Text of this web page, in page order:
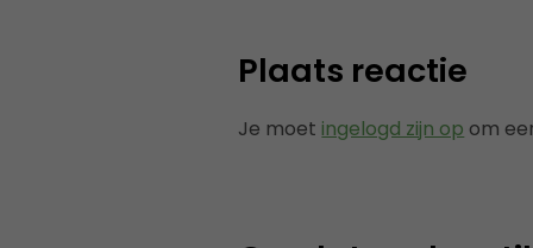
Plaats reactie
Je moet ingelogd zijn op om